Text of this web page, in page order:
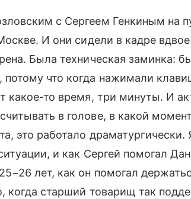
с Сергеем Генкиным на
И они сидели в кадре
Была техническая заминка:
что когда нажимали
какое-то время, три минуты. И
в голове, в какой
это работало
и как Сергей помогал
лет, как он помогал
когда старший товарищ так